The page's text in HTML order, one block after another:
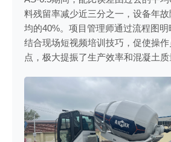
料残留率减少近三分之一，设备年
均的40%。项目管理师通过流程图
结合现场短视频培训技巧，促使操
点，极大提振了生产效率和混凝土质